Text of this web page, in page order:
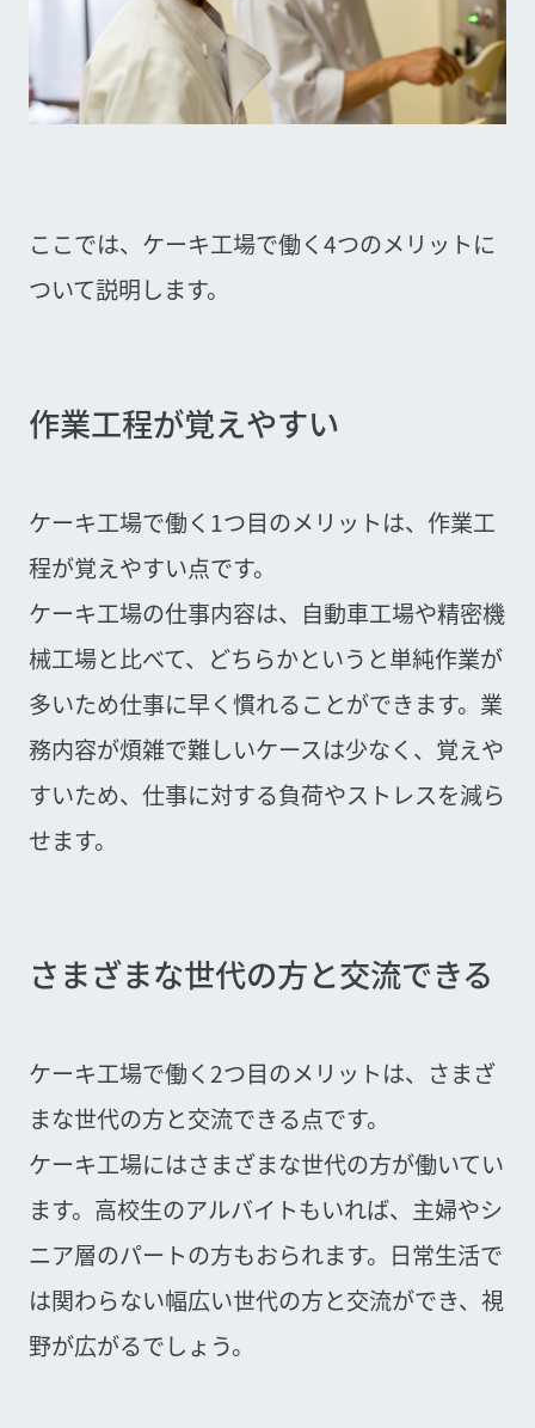
ここでは、ケーキ工場で働く4つのメリットに
ついて説明します。
作業工程が覚えやすい
ケーキ工場で働く1つ目のメリットは、作業工
程が覚えやすい点です。
ケーキ工場の仕事内容は、自動車工場や精密機
械工場と比べて、どちらかというと単純作業が
多いため仕事に早く慣れることができます。業
務内容が煩雑で難しいケースは少なく、覚えや
すいため、仕事に対する負荷やストレスを減ら
せます。
さまざまな世代の方と交流できる
ケーキ工場で働く2つ目のメリットは、さまざ
まな世代の方と交流できる点です。
ケーキ工場にはさまざまな世代の方が働いてい
ます。高校生のアルバイトもいれば、主婦やシ
ニア層のパートの方もおられます。日常生活で
は関わらない幅広い世代の方と交流ができ、視
野が広がるでしょう。